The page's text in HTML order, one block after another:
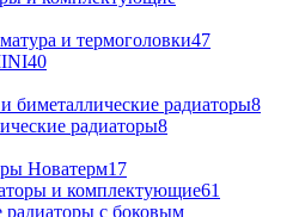
и термоголовки47
40
радиаторы8
радиаторы8
Новатерм17
и комплектующие61
радиаторы с боковым